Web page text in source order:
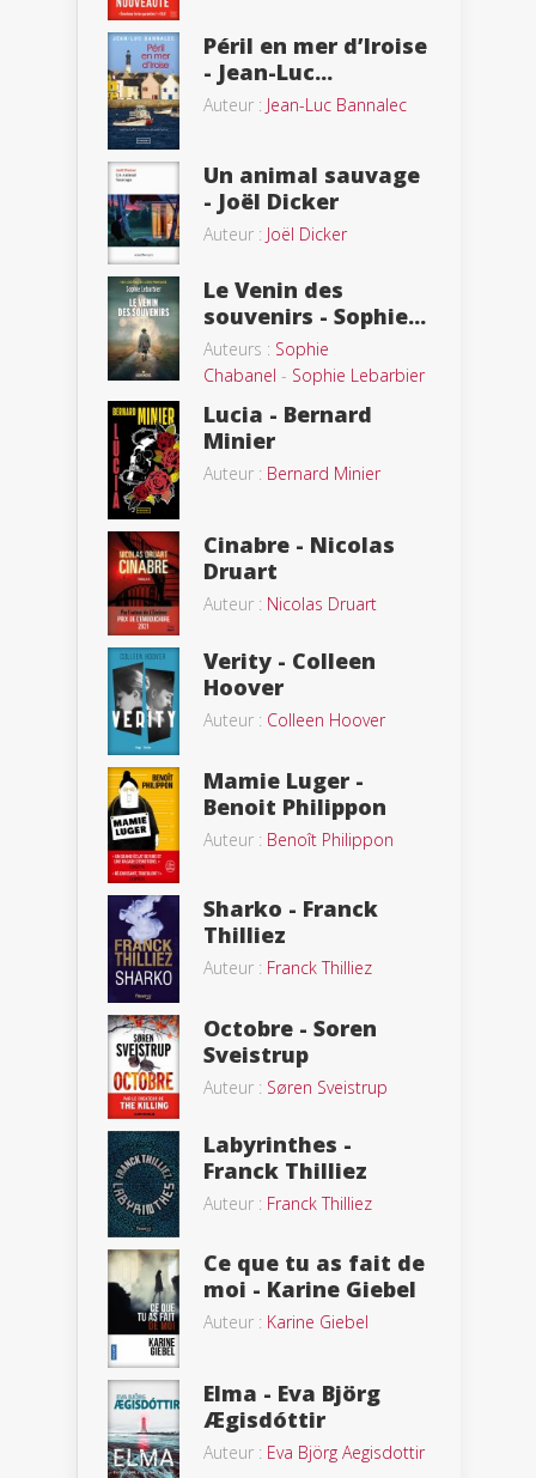
Péril en mer d’Iroise
- Jean-Luc...
Auteur : Jean-Luc Bannalec
Un animal sauvage
- Joël Dicker
Auteur : Joël Dicker
Le Venin des
souvenirs - Sophie...
Auteurs : Sophie
Chabanel - Sophie Lebarbier
Lucia - Bernard
Minier
Auteur : Bernard Minier
Cinabre - Nicolas
Druart
Auteur : Nicolas Druart
Verity - Colleen
Hoover
Auteur : Colleen Hoover
Mamie Luger -
Benoit Philippon
Auteur : Benoît Philippon
Sharko - Franck
Thilliez
Auteur : Franck Thilliez
Octobre - Soren
Sveistrup
Auteur : Søren Sveistrup
Labyrinthes -
Franck Thilliez
Auteur : Franck Thilliez
Ce que tu as fait de
moi - Karine Giebel
Auteur : Karine Giebel
Elma - Eva Björg
Ægisdóttir
Auteur : Eva Björg Aegisdottir